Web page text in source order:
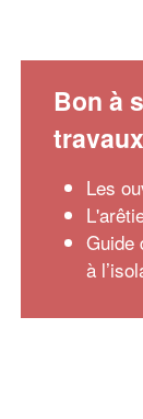
Bon à
travaux
Les
Guide
à